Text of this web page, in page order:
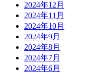
2024年12月
2024年11月
2024年10月
2024年9月
2024年8月
2024年7月
2024年6月